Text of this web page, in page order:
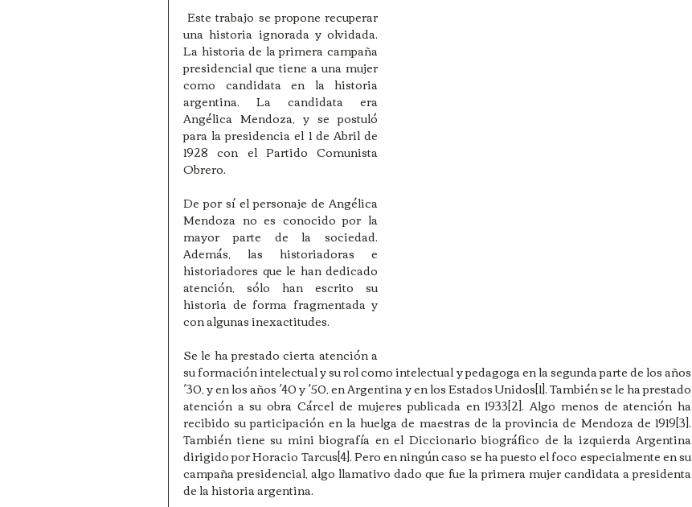
Este trabajo se propone recuperar
una historia ignorada y olvidada.
La historia de la primera campaña
presidencial que tiene a una mujer
como candidata en la historia
argentina. La candidata era
Angélica Mendoza, y se postuló
para la presidencia el 1 de Abril de
1928 con el Partido Comunista
Obrero.
De por sí el personaje de Angélica
Mendoza no es conocido por la
mayor parte de la sociedad.
Además, las historiadoras e
historiadores que le han dedicado
atención, sólo han escrito su
historia de forma fragmentada y
con algunas inexactitudes.
Se le ha prestado cierta atención a
su formación intelectual y su rol como intelectual y pedagoga en la segunda parte de los años
´30, y en los años ´40 y ´50, en Argentina y en los Estados Unidos[1]. También se le ha prestado
atención a su obra Cárcel de mujeres publicada en 1933[2]. Algo menos de atención ha
recibido su participación en la huelga de maestras de la provincia de Mendoza de 1919[3].
También tiene su mini biografía en el Diccionario biográfico de la izquierda Argentina
dirigido por Horacio Tarcus[4]. Pero en ningún caso se ha puesto el foco especialmente en su
campaña presidencial, algo llamativo dado que fue la primera mujer candidata a presidenta
de la historia argentina.